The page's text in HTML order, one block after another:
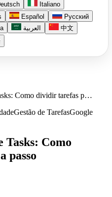
Italiano
Español
Русский
العربية
中文
Como dividir tarefas p…
Gestão de TarefasGoogle
Tasks: Como
passo